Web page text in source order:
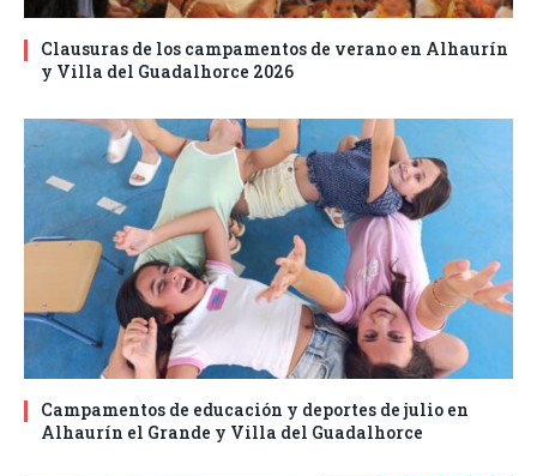
Clausuras de los campamentos de verano en Alhaurín
y Villa del Guadalhorce 2026
Campamentos de educación y deportes de julio en
Alhaurín el Grande y Villa del Guadalhorce